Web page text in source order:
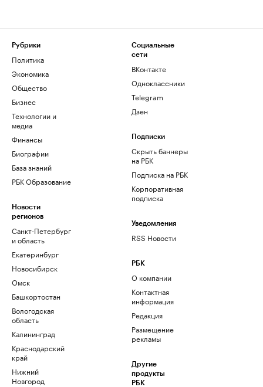
Рубрики
Политика
Экономика
Общество
Бизнес
Технологии и
медиа
Финансы
Биографии
База знаний
РБК Образование
Новости
регионов
Санкт-Петербург
и область
Екатеринбург
Новосибирск
Омск
Башкортостан
Вологодская
область
Калининград
Краснодарский
край
Нижний
Новгород
Социальные
сети
ВКонтакте
Одноклассники
Telegram
Дзен
Подписки
Скрыть баннеры
на РБК
Подписка на РБК
Корпоративная
подписка
Уведомления
RSS Новости
РБК
О компании
Контактная
информация
Редакция
Размещение
рекламы
Другие
продукты
РБК